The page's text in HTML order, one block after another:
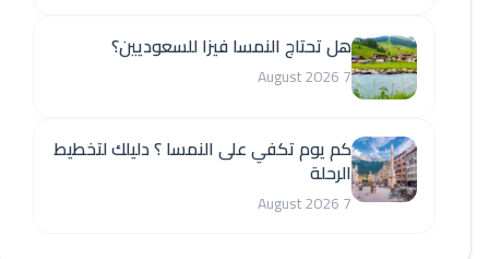
هل تحتاج النمسا فيزا للسعوديين؟
7 August 2026
كم يوم تكفي على النمسا ؟ دليلك لتخطيط
الرحلة
7 August 2026